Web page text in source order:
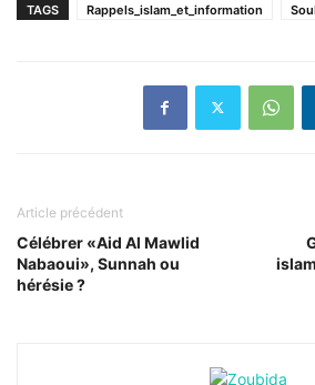
TAGS Rappels_islam_et_information
Article précédent
Célébrer «Aid Al Mawlid
Nabaoui», Sunnah ou
hérésie ?